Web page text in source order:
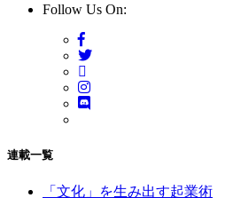
Follow Us On:
連載一覧
「文化」を生み出す起業術